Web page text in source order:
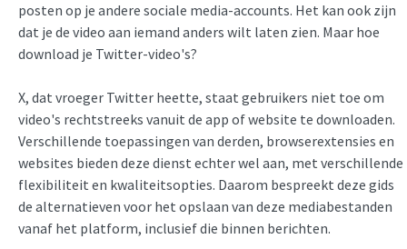
posten op je andere sociale media-accounts. Het kan ook zijn
dat je de video aan iemand anders wilt laten zien. Maar hoe
download je Twitter-video's?
X, dat vroeger Twitter heette, staat gebruikers niet toe om
video's rechtstreeks vanuit de app of website te downloaden.
Verschillende toepassingen van derden, browserextensies en
websites bieden deze dienst echter wel aan, met verschillende
flexibiliteit en kwaliteitsopties. Daarom bespreekt deze gids
de alternatieven voor het opslaan van deze mediabestanden
vanaf het platform, inclusief die binnen berichten.